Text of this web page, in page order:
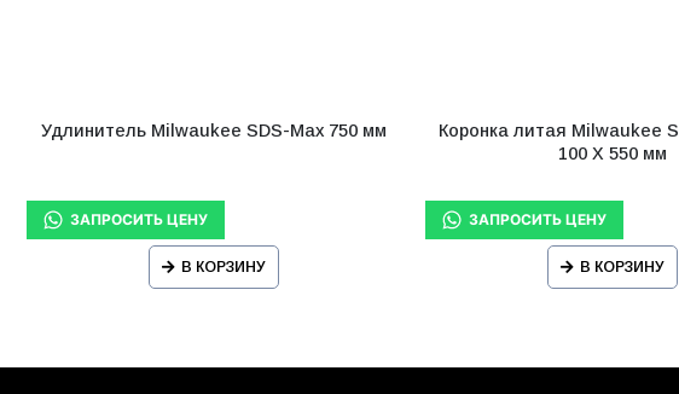
Удлинитель Milwaukee SDS-Max 750 мм
В КОРЗИНУ
Коронка литая Milwaukee
100 X 550 мм
В КОРЗИНУ